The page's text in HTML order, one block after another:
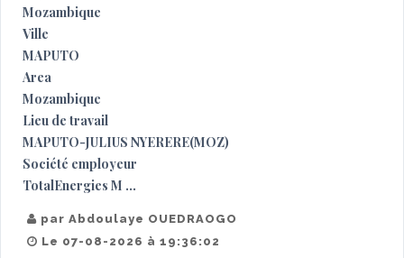
Mozambique
Ville
MAPUTO
Area
Mozambique
Lieu de travail
MAPUTO-JULIUS NYERERE(MOZ)
Société employeur
TotalEnergies M ...
par Abdoulaye OUEDRAOGO
Le 07-08-2026 à 19:36:02